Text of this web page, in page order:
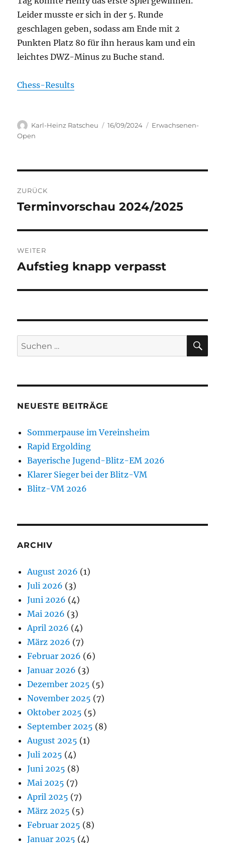
Leider musste er sich in der 5. Runde
geschlagen geben, sodass am Ende mit 2
Punkten Platz 80 für ihn heraus kam und ein
leichtes DWZ-Minus zu Buche stand.
Chess-Results
Autor
Karl-Heinz Ratscheu
Veröffentlicht
16/09/2024 Kategorien
Erwachsenen-
Open
ZURÜCK
Vorheriger
Terminvorschau 2024/2025
WEITER
Nächster
Aufstieg knapp verpasst
Suchen
nach:
NEUESTE BEITRÄGE
Sommerpause im Vereinsheim
Rapid Ergolding
Bayerische Jugend-Blitz-EM 2026
Klarer Sieger bei der Blitz-VM
Blitz-VM 2026
ARCHIV
August 2026 (1)
Juli 2026 (3)
Juni 2026 (4)
Mai 2026 (3)
April 2026 (4)
März 2026 (7)
Februar 2026 (6)
Januar 2026 (3)
Dezember 2025 (5)
November 2025 (7)
Oktober 2025 (5)
September 2025 (8)
August 2025 (1)
Juli 2025 (4)
Juni 2025 (8)
Mai 2025 (7)
April 2025 (7)
März 2025 (5)
Februar 2025 (8)
Januar 2025 (4)